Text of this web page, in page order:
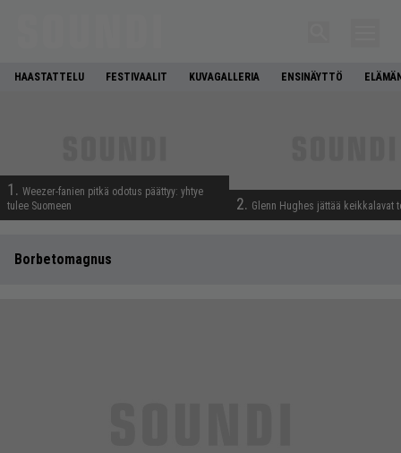
HAASTATTELU FESTIVAALIT KUVAGALLERIA ENSINÄYTTÖ
1. Weezer-fanien pitkä odotus päättyy: yhtye
tulee Suomeen
2. Glenn Hughes jättää keikkalavat
Borbetomagnus